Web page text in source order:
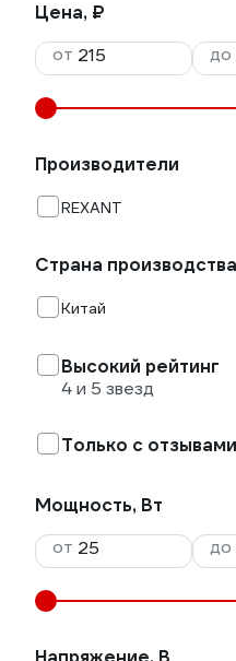
Цена, ₽
от
до
Производители
REXANT
Страна производства
Китай
Высокий рейтинг
4 и 5 звезд
Только с отзывами
Мощность, Вт
от
до